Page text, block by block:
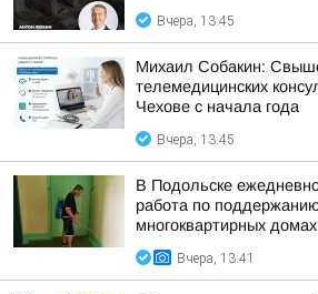
Вчера, 13:45
Михаил Собакин:
телемедицинских
Чехове с начала года
Вчера, 13:45
В Подольске
работа по
многоквартирных домах
Вчера, 13:41